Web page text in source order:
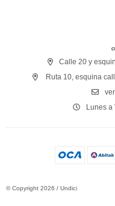
Calle 20 y
Ruta 10, esquina
Lunes
© Copyright 2026 / Undici